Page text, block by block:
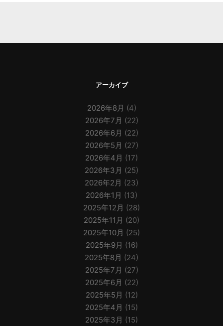
アーカイブ
2026年8月 (4)
2026年7月 (22)
2026年6月 (22)
2026年5月 (27)
2026年4月 (17)
2026年3月 (25)
2026年2月 (23)
2026年1月 (13)
2025年12月 (28)
2025年11月 (20)
2025年10月 (25)
2025年9月 (16)
2025年8月 (24)
2025年7月 (27)
2025年6月 (22)
2025年5月 (12)
2025年4月 (15)
2025年3月 (15)